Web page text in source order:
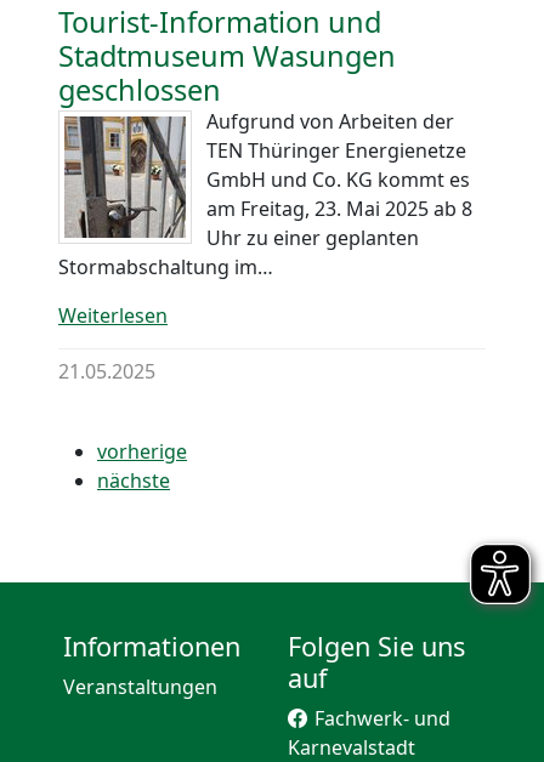
Tourist-Information und
Stadtmuseum Wasungen
geschlossen
Aufgrund von Arbeiten der
TEN Thüringer Energienetze
GmbH und Co. KG kommt es
am Freitag, 23. Mai 2025 ab 8
Uhr zu einer geplanten
Stormabschaltung im…
Weiterlesen
21.05.2025
vorherige
nächste
Informationen
Veranstaltungen
Folgen Sie uns
auf
Fachwerk- und
Karnevalstadt